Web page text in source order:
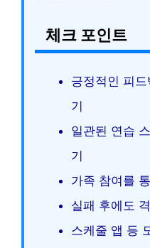
체크 포인트
긍정적인 피
기
일관된 연습
기
가족 참여를
실패 후에도
스케줄 앱 등